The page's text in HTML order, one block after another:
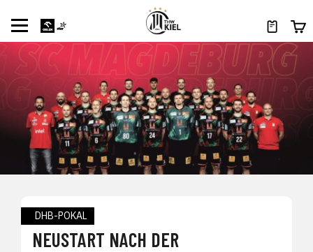
DHB-POKAL
NEUSTART NACH DER